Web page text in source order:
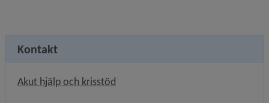
Kontakt
Akut hjälp och krisstöd